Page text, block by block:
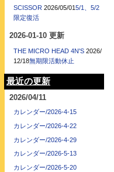
SCISSOR 2026/05/015/1、5/2
限定復活
2026-01-10 更新
THE MICRO HEAD 4N'S 2026/
12/18無期限活動休止
最近の更新
2026/04/11
カレンダー/2026-4-15
カレンダー/2026-4-22
カレンダー/2026-4-29
カレンダー/2026-5-13
カレンダー/2026-5-20